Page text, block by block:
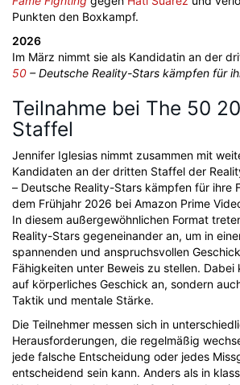
Punkten den Boxkampf.
2026
Im März nimmt sie als Kandidatin an der
50 – Deutsche Reality-Stars kämpfen für
Teilnahme bei The 50
Staffel
Jennifer Iglesias nimmt zusammen mit
Kandidaten an der dritten Staffel der
– Deutsche Reality-Stars kämpfen für ihre
dem Frühjahr 2026 bei Amazon Prime
In diesem außergewöhnlichen Format
Reality-Stars gegeneinander an, um in
spannenden und anspruchsvollen
Fähigkeiten unter Beweis zu stellen. Dabei
auf körperliches Geschick an, sondern
Taktik und mentale Stärke.
Die Teilnehmer messen sich in
Herausforderungen, die regelmäßig
jede falsche Entscheidung oder jedes
entscheidend sein kann. Anders als in